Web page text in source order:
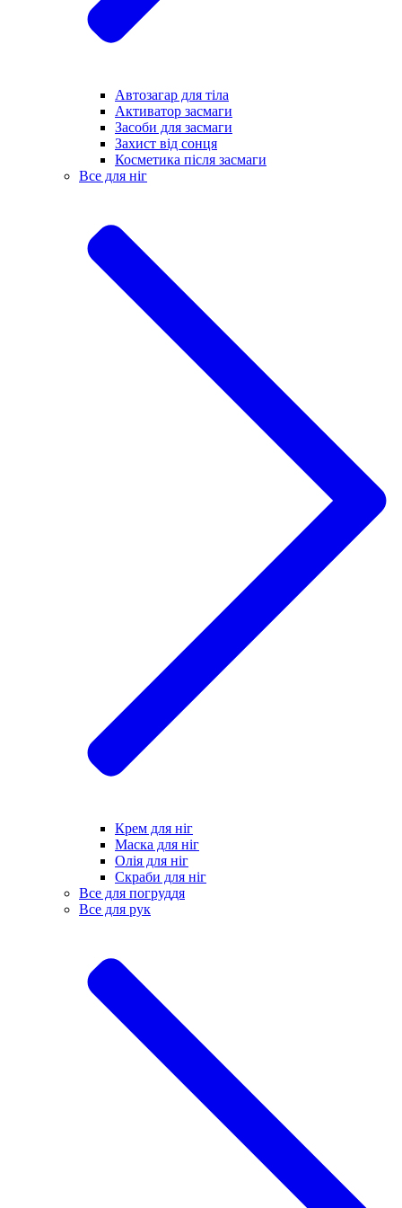
Автозагар для тіла
Активатор засмаги
Засоби для засмаги
Захист від сонця
Косметика після засмаги
Все для ніг
Крем для ніг
Маска для ніг
Олія для ніг
Скраби для ніг
Все для погруддя
Все для рук